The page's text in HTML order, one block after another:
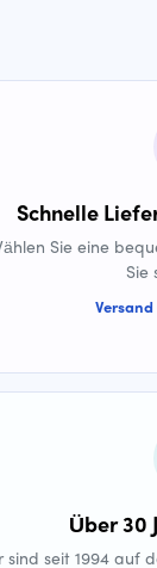
Schnelle
Sie eine
Sie
Über 30
sind seit 1994 auf